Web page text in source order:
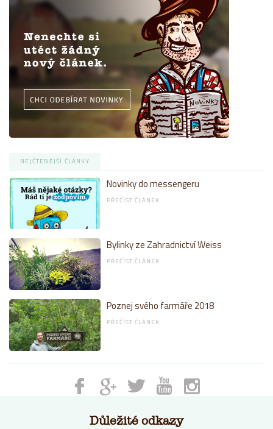
NEJČTENĚJŠÍ ČLÁNKY
Novinky do messengeru
PŘEČÍST ČLÁNEK
Bylinky ze Zahradnictví Weiss
PŘEČÍST ČLÁNEK
Poznej svého farmáře 2018
PŘEČÍST ČLÁNEK
Důležité odkazy